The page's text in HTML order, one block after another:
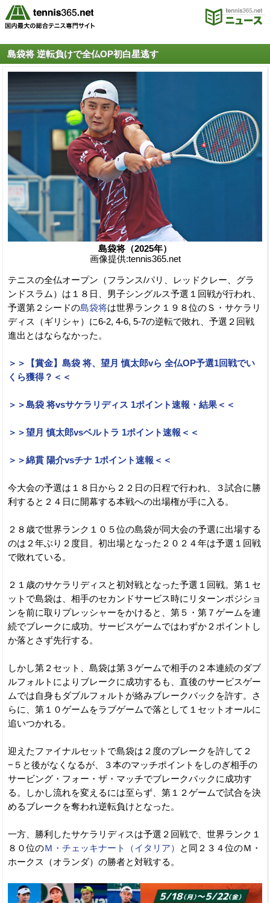
島袋将 逆転負けで全仏OP初白星逃す
島袋将（2025年）
画像提供:tennis365.net
テニスの全仏オープン（フランス/パリ、レッドクレー、グラ
ンドスラム）は１８日、男子シングルス予選１回戦が行われ、
予選第２シードの島袋将は世界ランク１９８位のＳ・サケラリ
ディス（ギリシャ）に6-2, 4-6, 5-7の逆転で敗れ、予選２回戦
進出とはならなかった。
＞＞【賞金】島袋 将、望月 慎太郎vら 全仏OP予選1回戦でい
くら獲得？＜＜
＞＞島袋 将vsサケラリディス 1ポイント速報・結果＜＜
＞＞望月 慎太郎vsベルトラ 1ポイント速報＜＜
＞＞綿貫 陽介vsチナ 1ポイント速報＜＜
今大会の予選は１８日から２２日の日程で行われ、３試合に勝
利すると２４日に開幕する本戦への出場権が手に入る。
２８歳で世界ランク１０５位の島袋が同大会の予選に出場する
のは２年ぶり２度目。初出場となった２０２４年は予選１回戦
で敗れている。
２１歳のサケラリディスと初対戦となった予選１回戦。第１セ
ットで島袋は、相手のセカンドサービス時にリターンポジショ
ンを前に取りプレッシャーをかけると、第５・第７ゲームを連
続でブレークに成功。サービスゲームではわずか２ポイントし
か落とさず先行する。
しかし第２セット、島袋は第３ゲームで相手の２本連続のダブ
ルフォルトによりブレークに成功するも、直後のサービスゲー
ムでは自身もダブルフォルトが絡みブレークバックを許す。さ
らに、第１０ゲームをラブゲームで落として１セットオールに
追いつかれる。
迎えたファイナルセットで島袋は２度のブレークを許して２
−５と後がなくなるが、３本のマッチポイントをしのぎ相手の
サービング・フォー・ザ・マッチでブレークバックに成功す
る。しかし流れを変えるには至らず、第１２ゲームで試合を決
めるブレークを奪われ逆転負けとなった。
一方、勝利したサケラリディスは予選２回戦で、世界ランク１
８０位のＭ・チェッキナート（イタリア）
と同２３４位のＭ・
ホークス（オランダ）の勝者と対戦する。